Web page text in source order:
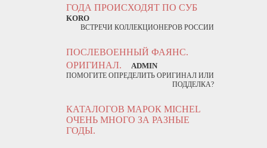
ГОДА ПРОИСХОДЯТ ПО СУБ
KORO
ВСТРЕЧИ КОЛЛЕКЦИОНЕРОВ РОССИИ
ПОСЛЕВОЕННЫЙ ФАЯНС.
ОРИГИНАЛ.
ADMIN
ПОМОГИТЕ ОПРЕДЕЛИТЬ ОРИГИНАЛ ИЛИ
ПОДДЕЛКА?
КАТАЛОГОВ МАРОК MICHEL
ОЧЕНЬ МНОГО ЗА РАЗНЫЕ
ГОДЫ.